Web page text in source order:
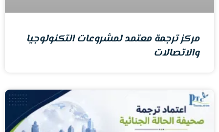
مركز ترجمة معتمد لمشروعات التكنولوجيا
والاتصالات